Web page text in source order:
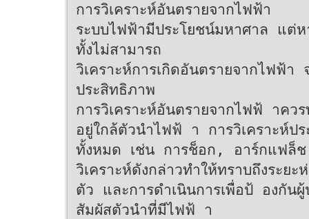
การวิเคราะห์อันตรายจากไฟฟ้า
ระบบไฟฟ้ามีประโยชน์มหาศาล แต่
ทั้งไม่สามารถ
วิเคราะห์การเกิดอันตรายจากไฟฟ้า
ประสิทธิภาพ
การวิเคราะห์อันตรายจากไฟฟ้ าคว
อยู่ใกล้ตัวนำไฟฟ้ า การวิเคราะห์ป
ทั้งหมด เช่น การช็อก, อาร์กแฟล็
วิเคราะห์ดังกล่าวทำให้ทราบถึงระ
ตัว และการดำเนินการเพื่อป้ องกัน
สัมผัสตัวนำที่มีไฟฟ้ า